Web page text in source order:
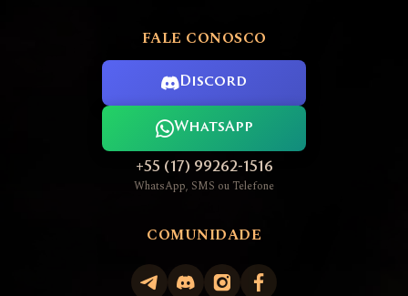
FALE CONOSCO
Discord
WhatsApp
+55 (17) 99262-1516
WhatsApp, SMS ou Telefone
COMUNIDADE